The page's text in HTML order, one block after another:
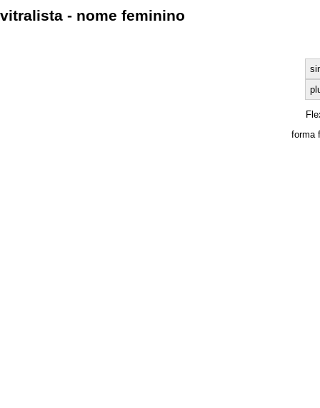
vitralista - nome feminino
forma